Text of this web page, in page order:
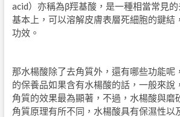
acid）亦稱為β羥基酸，是一種相當常見的
基本上，可以溶解皮膚表層死細胞的鍵結
功效。
那水楊酸除了去角質外，還有哪些功能呢
的保養品如果含有水楊酸的話，一般來說
角質的效果最為顯著，不過，水楊酸與磨
角質原理有所不同，水楊酸具有保濕性以